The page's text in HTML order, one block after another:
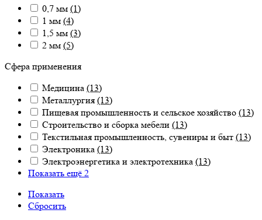
0,7 мм (1)
1 мм (4)
1,5 мм (3)
2 мм (5)
Сфера применения
Медицина (13)
Металлургия (13)
Пищевая промышленность и сельское хозяйство (13)
Строительство и сборка мебели (13)
Текстильная промышленность, сувениры и быт (13)
Электроника (13)
Электроэнергетика и электротехника (13)
Показать ещё 2
Показать
Сбросить